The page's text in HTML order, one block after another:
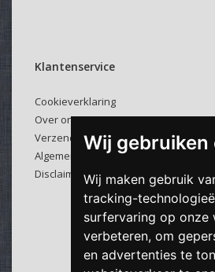
Wij gebruiken
Wij maken gebruik
tracking-
surfervaring op onze
verbeteren, om
en advertenties te
Deze klittenband kabelbinders zijn
Klantenservice
Cookieverklaring
Over ons
Verzenden & retourneren
Algemene voorwaarden
Disclaimer